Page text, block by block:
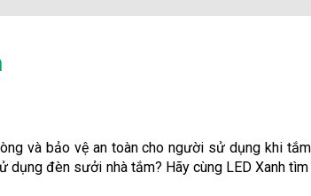
và bảo vệ an toàn cho người sử dụng khi
đèn sưởi nhà tắm? Hãy cùng LED Xanh